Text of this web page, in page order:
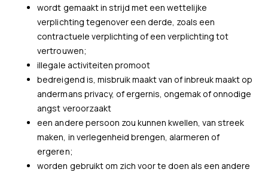
wordt gemaakt in strijd met een wettelijke
verplichting tegenover een derde, zoals een
contractuele verplichting of een verplichting tot
vertrouwen;
illegale activiteiten promoot
bedreigend is, misbruik maakt van of inbreuk maakt op
andermans privacy, of ergernis, ongemak of onnodige
angst veroorzaakt
een andere persoon zou kunnen kwellen, van streek
maken, in verlegenheid brengen, alarmeren of
ergeren;
worden gebruikt om zich voor te doen als een andere